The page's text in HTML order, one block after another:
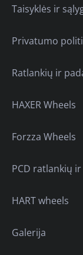
Taisyklės ir
Privatumo
Ratlankių ir
HAXER Wheels
Forzza Wheels
PCD ratlankių
HART wheels
Galerija